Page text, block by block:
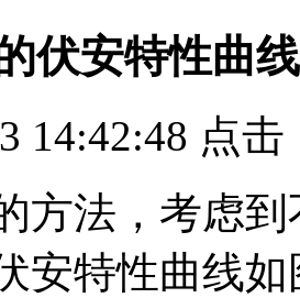
伏安特性曲
14:42:48 点击
方法，考虑
安特性曲线